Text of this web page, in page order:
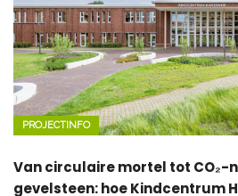
PROJECTINFO
Van circulaire mortel tot CO₂-
gevelsteen: hoe Kindcentrum